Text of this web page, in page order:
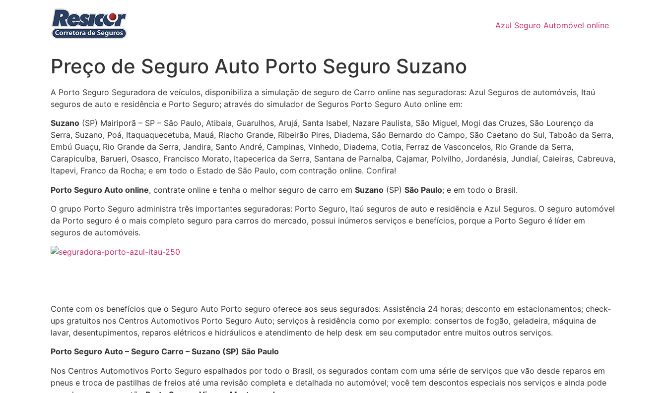
Azul Seguro Automóvel online
Preço de Seguro Auto Porto Seguro Suzano
A Porto Seguro Seguradora de veículos, disponibiliza a simulação de seguro de Carro online nas seguradoras: Azul Seguros de automóveis, Itaú
seguros de auto e residência e Porto Seguro; através do simulador de Seguros Porto Seguro Auto online em:
Suzano (SP) Mairiporã – SP – São Paulo, Atibaia, Guarulhos, Arujá, Santa Isabel, Nazare Paulista, São Miguel, Mogi das Cruzes, São Lourenço da
Serra, Suzano, Poá, Itaquaquecetuba, Mauá, Riacho Grande, Ribeirão Pires, Diadema, São Bernardo do Campo, São Caetano do Sul, Taboão da Serra,
Embú Guaçu, Rio Grande da Serra, Jandira, Santo André, Campinas, Vinhedo, Diadema, Cotia, Ferraz de Vasconcelos, Rio Grande da Serra,
Carapicuíba, Barueri, Osasco, Francisco Morato, Itapecerica da Serra, Santana de Parnaíba, Cajamar, Polvilho, Jordanésia, Jundiaí, Caieiras, Cabreuva,
Itapevi, Franco da Rocha; e em todo o Estado de São Paulo, com contração online. Confira!
Porto Seguro Auto online, contrate online e tenha o melhor seguro de carro em Suzano (SP) São Paulo; e em todo o Brasil.
O grupo Porto Seguro administra três importantes seguradoras: Porto Seguro, Itaú seguros de auto e residência e Azul Seguros. O seguro automóvel
da Porto seguro é o mais completo seguro para carros do mercado, possui inúmeros serviços e benefícios, porque a Porto Seguro é líder em
seguros de automóveis.
Conte com os benefícios que o Seguro Auto Porto seguro oferece aos seus segurados: Assistência 24 horas; desconto em estacionamentos; check-
ups gratuitos nos Centros Automotivos Porto Seguro Auto; serviços à residência como por exemplo: consertos de fogão, geladeira, máquina de
lavar, desentupimentos, reparos elétricos e hidráulicos e atendimento de help desk em seu computador entre muitos outros serviços.
Porto Seguro Auto – Seguro Carro – Suzano (SP) São Paulo
Nos Centros Automotivos Porto Seguro espalhados por todo o Brasil, os segurados contam com uma série de serviços que vão desde reparos em
pneus e troca de pastilhas de freios até uma revisão completa e detalhada no automóvel; você tem descontos especiais nos serviços e ainda pode